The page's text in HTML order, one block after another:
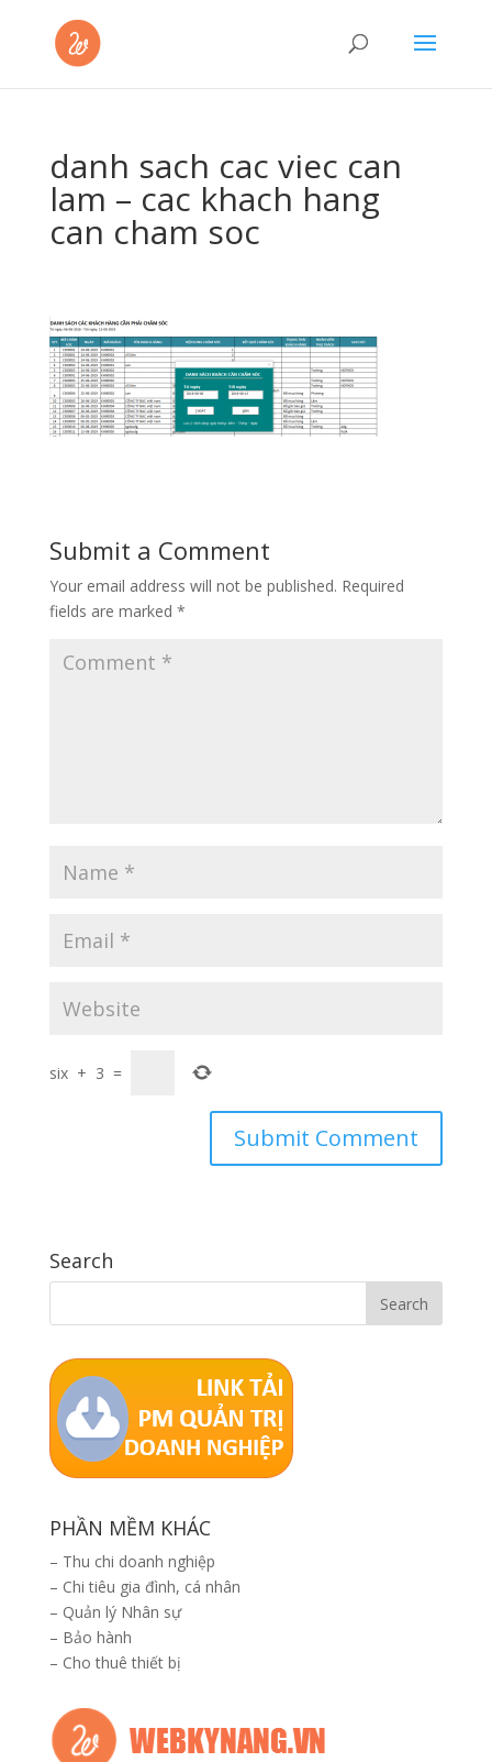
danh sach cac viec can
lam – cac khach hang
can cham soc
Submit a Comment
Your email address will not be published. Required
fields are marked *
six + 3 =
Search
PHẦN MỀM KHÁC
– Thu chi doanh nghiệp
– Chi tiêu gia đình, cá nhân
– Quản lý Nhân sự
– Bảo hành
– Cho thuê thiết bị